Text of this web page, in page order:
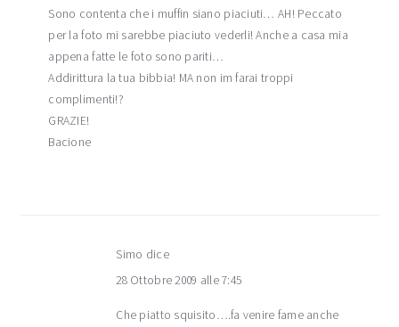
Sono contenta che i muffin siano piaciuti… AH! Peccato
per la foto mi sarebbe piaciuto vederli! Anche a casa mia
appena fatte le foto sono pariti…
Addirittura la tua bibbia! MA non im farai troppi
complimenti!?
GRAZIE!
Bacione
Simo dice
28 Ottobre 2009 alle 7:45
Che piatto squisito….fa venire fame anche